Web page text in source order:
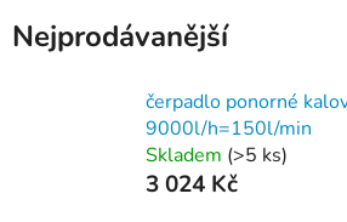
Nejprodávanější
čerpadlo ponorné
9000l/h=150l/min
Skladem (>5 ks)
3 024 Kč